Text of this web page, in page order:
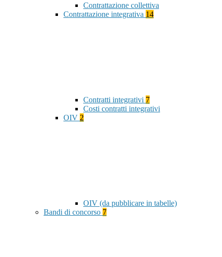
Contrattazione collettiva
Contrattazione integrativa 14
Contratti integrativi 7
Costi contratti integrativi
OIV 2
OIV (da pubblicare in tabelle)
Bandi di concorso 7